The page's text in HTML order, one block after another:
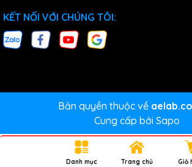
KẾT NỐI VỚI CHÚNG TÔI:
Bản quyền thuộc về
Cung cấp bởi Sapo
Danh mục Trang chủ Giỏ